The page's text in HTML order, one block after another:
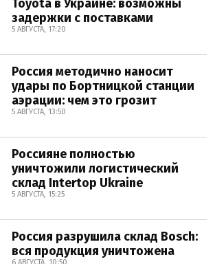
Toyota в Украине: возможны
задержки с поставками
5 АВГУСТА, 17:20
Россия методично наносит
удары по Бортницкой станции
аэрации: чем это грозит
5 АВГУСТА, 13:50
Россияне полностью
уничтожили логистический
склад Intertop Ukraine
5 АВГУСТА, 15:25
Россия разрушила склад Bosch:
вся продукция уничтожена